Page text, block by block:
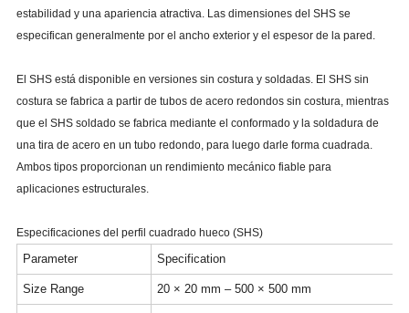
estabilidad y una apariencia atractiva. Las dimensiones del SHS se
especifican generalmente por el ancho exterior y el espesor de la pared.
El SHS está disponible en versiones sin costura y soldadas. El SHS sin
costura se fabrica a partir de tubos de acero redondos sin costura, mientras
que el SHS soldado se fabrica mediante el conformado y la soldadura de
una tira de acero en un tubo redondo, para luego darle forma cuadrada.
Ambos tipos proporcionan un rendimiento mecánico fiable para
aplicaciones estructurales.
Especificaciones del perfil cuadrado hueco (SHS)
Parameter Specification
Size Range 20 × 20 mm – 500 × 500 mm